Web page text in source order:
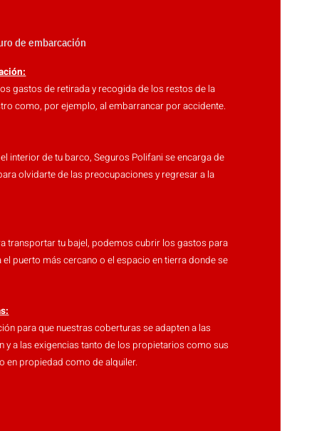
de embarcación
gastos de retirada y recogida de los restos de la
como, por ejemplo, al embarrancar por accidente.
interior de tu barco, Seguros Polifani se encarga de
olvidarte de las preocupaciones y regresar a la
transportar tu bajel, podemos cubrir los gastos para
puerto más cercano o el espacio en tierra donde se
para que nuestras coberturas se adapten a las
y a las exigencias tanto de los propietarios como sus
en propiedad como de alquiler.